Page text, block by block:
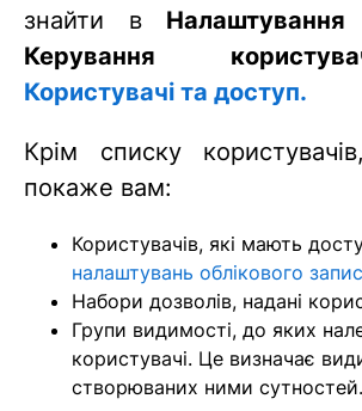
знайти в Налаштування
Керування
Користувачі та доступ.
Крім списку
покаже вам:
Користувачів, які мають
налаштувань облікового
Набори дозволів, надані
Групи видимості, до яких
користувачі. Це визначає
створюваних ними сутностей.